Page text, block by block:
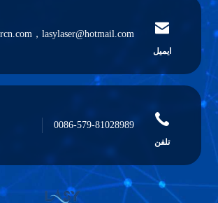
ایمیل
，lasylaser@hotmail.com
تلفن
0086-579-81028989